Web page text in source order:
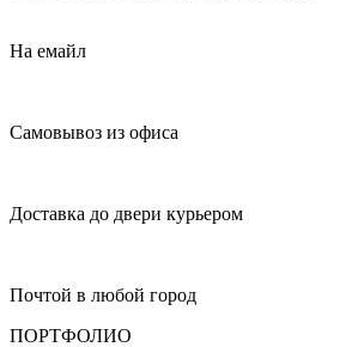
На емайл
Самовывоз из офиса
Доставка до двери курьером
Почтой в любой город
ПОРТФОЛИО